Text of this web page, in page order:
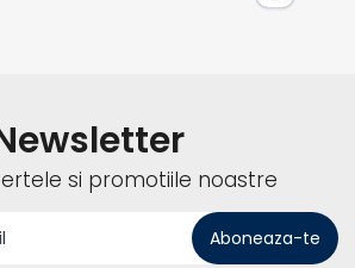
si promotiile noastre